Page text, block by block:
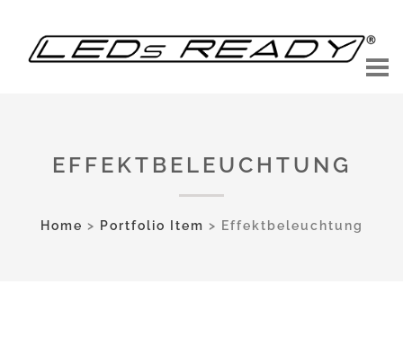
EFFEKTBELEUCHTUNG
Home > Portfolio Item > Effektbeleuchtung